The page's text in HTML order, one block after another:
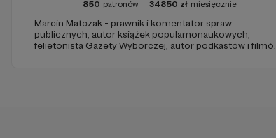
850 patronów 34850 zł miesięcznie
Marcin Matczak - prawnik i komentator spraw
publicznych, autor książek popularnonaukowych,
felietonista Gazety Wyborczej, autor podkastów i filmów